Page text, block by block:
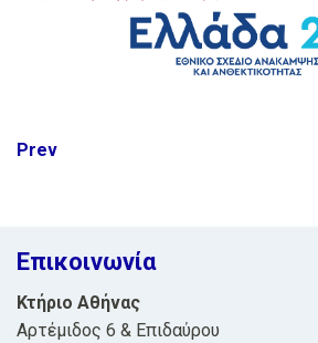
Post
Prev
Επικοινωνία
Κτήριο Αθήνας
Αρτέμιδος 6 & Επιδαύρου